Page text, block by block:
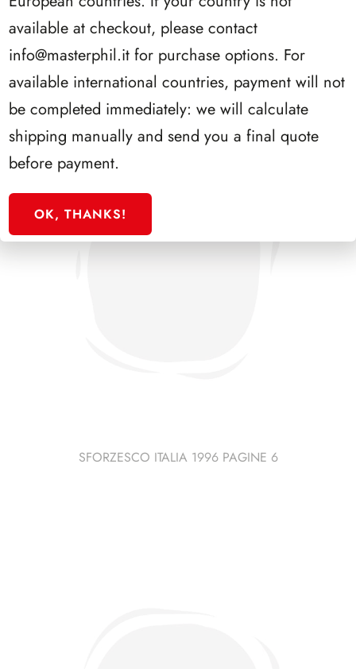
PRESIDENZA NAPOLITANO 2006/2013
SFORZESCO ITALIA 1996 PAGINE 6
available at checkout, please contact
info@masterphil.it for purchase options. For
available international countries, payment will not
be completed immediately: we will calculate
shipping manually and send you a final quote
before payment.
OK, THANKS!